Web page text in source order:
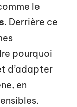
le
. Derrière ce
pourquoi
d’adapter
en